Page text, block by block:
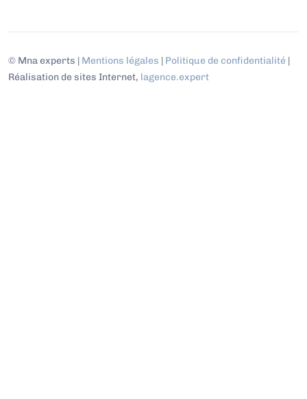
© Mna experts | Mentions légales | Politique de confidentialité |
Réalisation de sites Internet, lagence.expert